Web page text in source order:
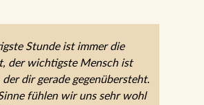
Stunde ist immer die
der wichtigste Mensch ist
der dir gerade
In diesem Sinne fühlen